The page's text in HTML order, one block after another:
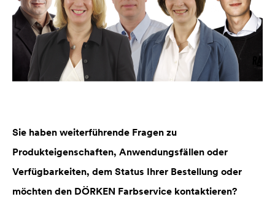
Sie haben weiterführende Fragen zu
Produkteigenschaften, Anwendungsfällen oder
Verfügbarkeiten, dem Status Ihrer Bestellung oder
möchten den DÖRKEN Farbservice kontaktieren?